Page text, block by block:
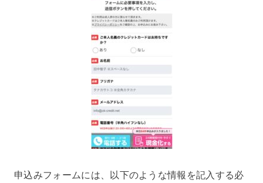
申込みフォームには、以下のような情報を記入する必